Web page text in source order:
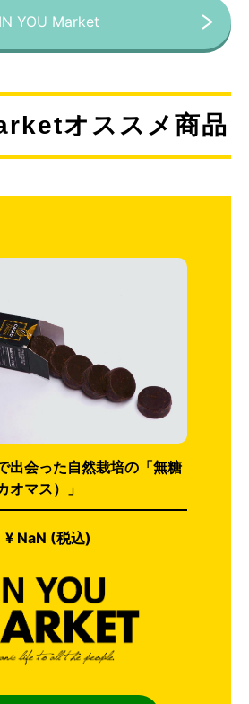
IN YOU Market
オススメ商品
出会った自然栽培の「無糖
オマス）」
¥ NaN (税込)